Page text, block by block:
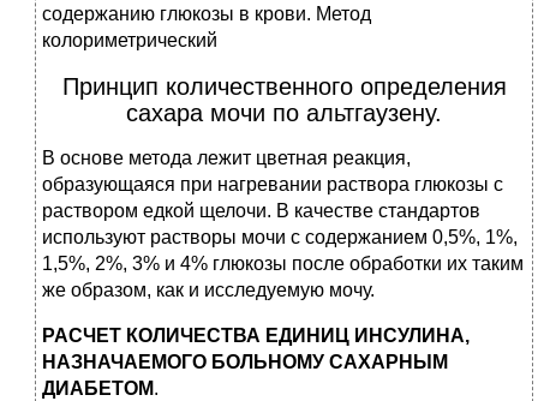
содержанию глюкозы в крови. Метод
колориметрический
Принцип количественного определения
сахара мочи по альтгаузену.
В основе метода лежит цветная реакция,
образующаяся при нагревании раствора глюкозы с
раствором едкой щелочи. В качестве стандартов
используют растворы мочи с содержанием 0,5%, 1%,
1,5%, 2%, 3% и 4% глюкозы после обработки их таким
же образом, как и исследуемую мочу.
РАСЧЕТ КОЛИЧЕСТВА ЕДИНИЦ ИНСУЛИНА,
НАЗНАЧАЕМОГО БОЛЬНОМУ САХАРНЫМ
ДИАБЕТОМ.